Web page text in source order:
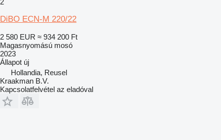
2
DiBO ECN-M 220/22
2 580 EUR ≈ 934 200 Ft
Magasnyomású mosó
2023
Állapot új
Hollandia, Reusel
Kraakman B.V.
Kapcsolatfelvétel az eladóval